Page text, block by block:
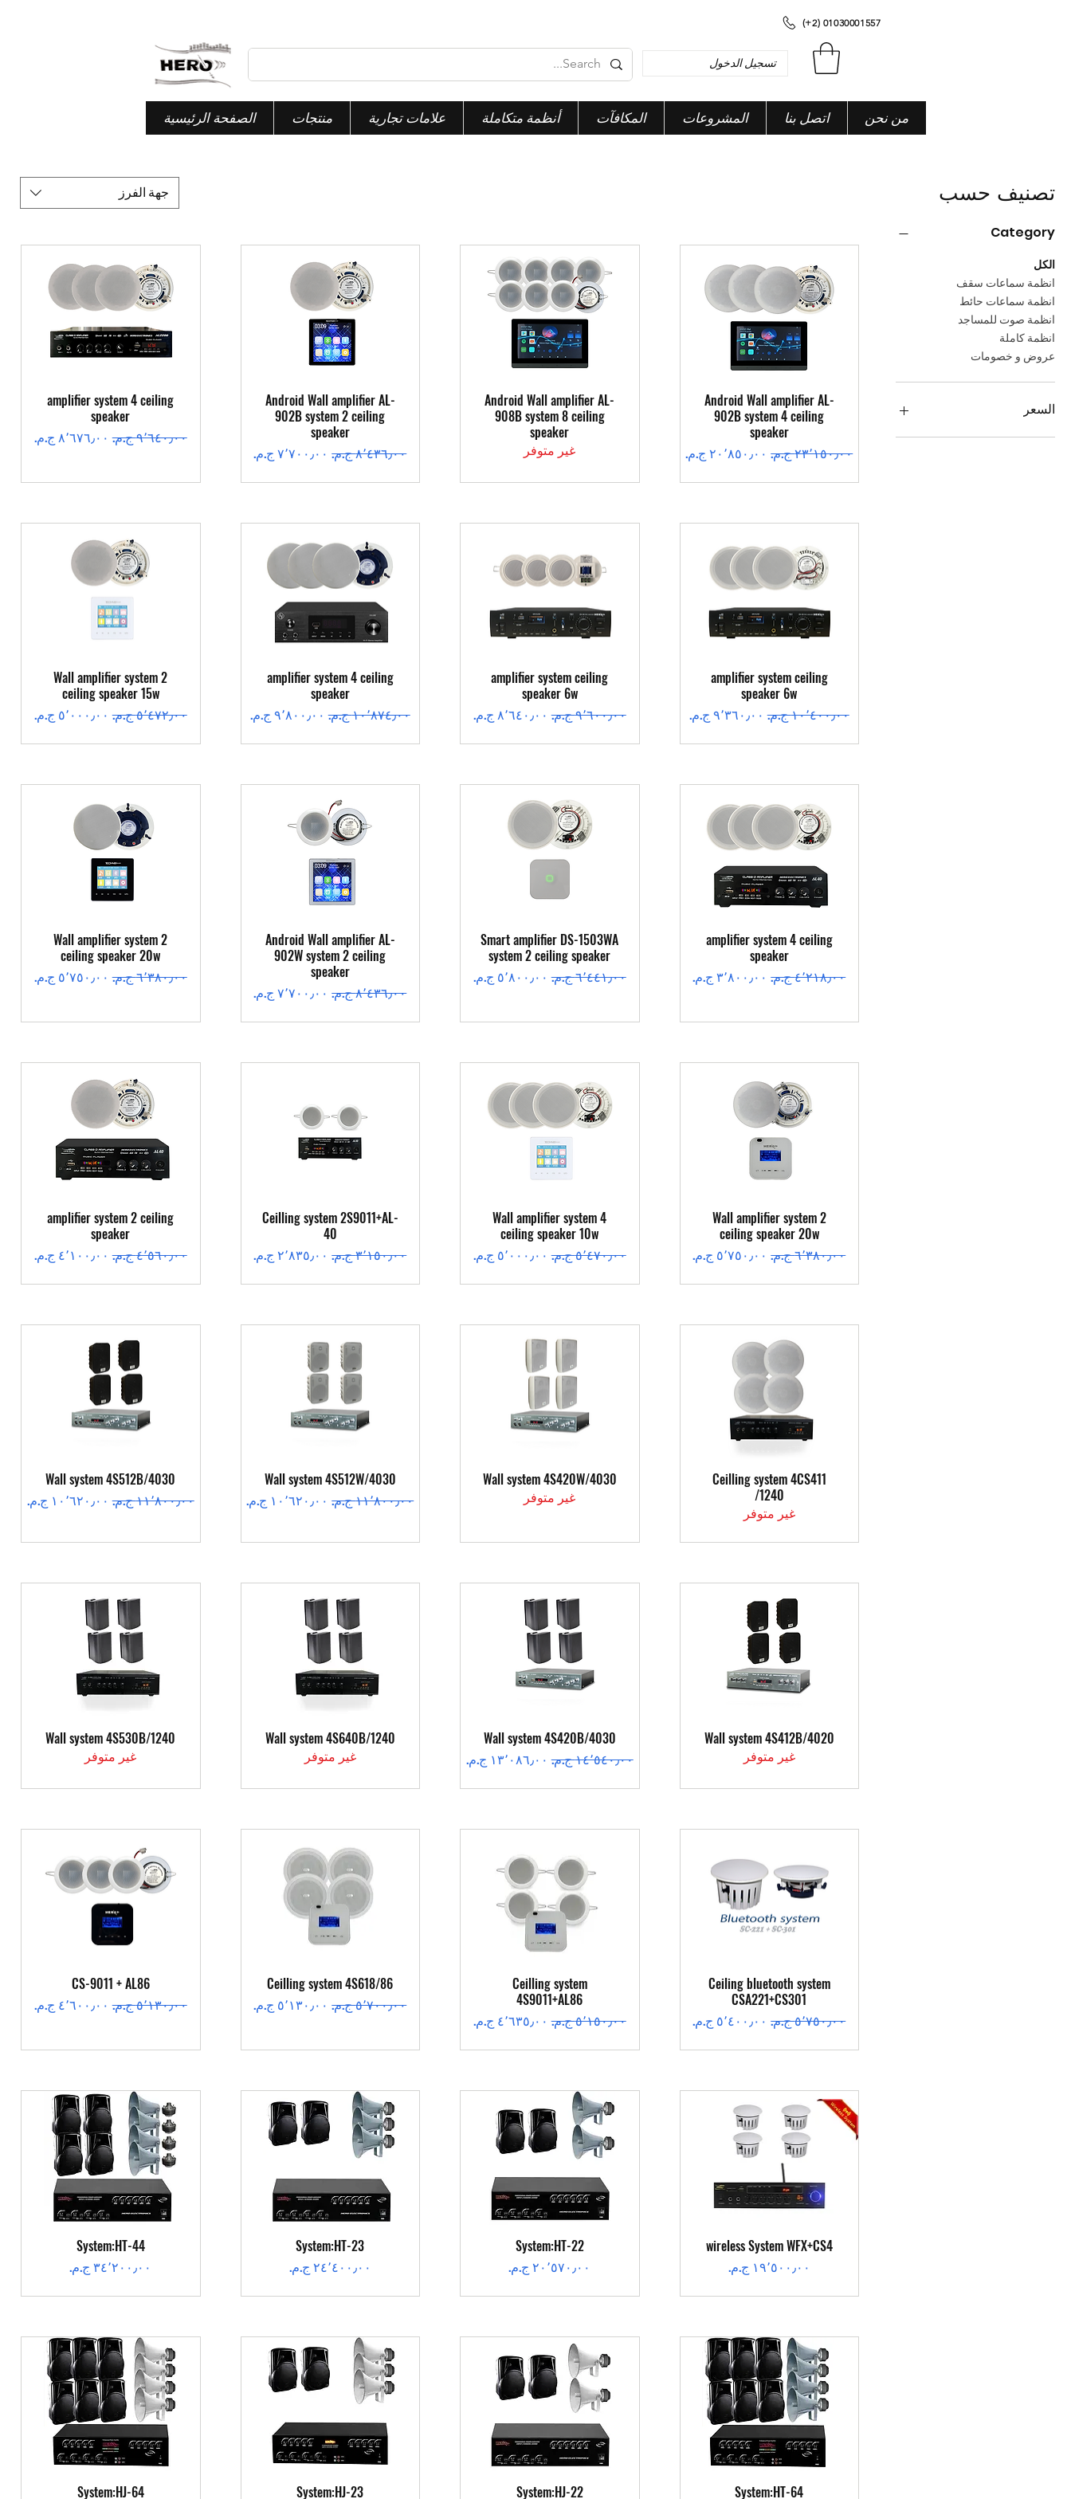
الصفحة الرئيسية منتجات علامات تجارية أنظمة متكاملة المكافآت المشروعات اتصل بنا من نحن
تسجيل الدخول
(+2) 01030001557
تصنيف حسب
Category
الكل
انظمة سماعات سقف
انظمة سماعات حائط
انظمة صوت للمساجد
انظمة كاملة
عروض و خصومات
السعر
جهة الفرز
العرض السريع
Android Wall amplifier AL-
902B system 4 ceiling
speaker
سعر عادي‏٢٣٬١٥٠٫٠٠ ج.م.‏ سعر البيع
العرض السريع
Android Wall amplifier AL-
908B system 8 ceiling
speaker
غير متوفر
العرض السريع
Android Wall amplifier AL-
902B system 2 ceiling
speaker
سعر عادي‏٨٬٤٣٦٫٠٠ ج.م.‏ سعر البيع
العرض السريع
amplifier system 4 ceiling
speaker
سعر عادي‏٩٬٦٤٠٫٠٠ ج.م.‏ سعر البيع
العرض السريع
amplifier system ceiling
speaker 6w
سعر عادي‏١٠٬٤٠٠٫٠٠ ج.م.‏ سعر البيع
العرض السريع
amplifier system ceiling
speaker 6w
سعر عادي‏٩٬٦٠٠٫٠٠ ج.م.‏ سعر البيع
العرض السريع
amplifier system 4 ceiling
speaker
سعر عادي‏١٠٬٨٧٤٫٠٠ ج.م.‏ سعر البيع
العرض السريع
Wall amplifier system 2
ceiling speaker 15w
سعر عادي‏٥٬٤٧٢٫٠٠ ج.م.‏ سعر البيع
العرض السريع
amplifier system 4 ceiling
speaker
سعر عادي‏٤٬٢١٨٫٠٠ ج.م.‏ سعر البيع
العرض السريع
Smart amplifier DS-1503WA
system 2 ceiling speaker
سعر عادي‏٦٬٤٤١٫٠٠ ج.م.‏ سعر البيع
العرض السريع
Android Wall amplifier AL-
902W system 2 ceiling
speaker
سعر عادي‏٨٬٤٣٦٫٠٠ ج.م.‏ سعر البيع
العرض السريع
Wall amplifier system 2
ceiling speaker 20w
سعر عادي‏٦٬٣٨٠٫٠٠ ج.م.‏ سعر البيع
العرض السريع
Wall amplifier system 2
ceiling speaker 20w
سعر عادي‏٦٬٣٨٠٫٠٠ ج.م.‏ سعر البيع
العرض السريع
Wall amplifier system 4
ceiling speaker 10w
سعر عادي‏٥٬٤٧٠٫٠٠ ج.م.‏ سعر البيع
العرض السريع
Ceilling system 2S9011+AL-
40
سعر عادي‏٣٬١٥٠٫٠٠ ج.م.‏ سعر البيع
العرض السريع
amplifier system 2 ceiling
speaker
سعر عادي‏٤٬٥٦٠٫٠٠ ج.م.‏ سعر البيع
العرض السريع
Ceilling system 4CS411
/1240
غير متوفر
العرض السريع
Wall system 4S420W/4030
غير متوفر
العرض السريع
Wall system 4S512W/4030
سعر عادي‏١١٬٨٠٠٫٠٠ ج.م.‏ سعر البيع
العرض السريع
Wall system 4S512B/4030
سعر عادي‏١١٬٨٠٠٫٠٠ ج.م.‏ سعر البيع
العرض السريع
Wall system 4S412B/4020
غير متوفر
العرض السريع
Wall system 4S420B/4030
سعر عادي‏١٤٬٥٤٠٫٠٠ ج.م.‏ سعر البيع
العرض السريع
Wall system 4S640B/1240
غير متوفر
العرض السريع
Wall system 4S530B/1240
غير متوفر
العرض السريع
Ceiling bluetooth system
CSA221+CS301
سعر عادي‏٥٬٧٥٠٫٠٠ ج.م.‏ سعر البيع
العرض السريع
Ceilling system
4S9011+AL86
سعر عادي‏٥٬١٥٠٫٠٠ ج.م.‏ سعر البيع
العرض السريع
Ceilling system 4S618/86
سعر عادي‏٥٬٧٠٠٫٠٠ ج.م.‏ سعر البيع
العرض السريع
CS-9011 + AL86
سعر عادي‏٥٬١٣٠٫٠٠ ج.م.‏ سعر البيع
العرض السريع
wireless System WFX+CS4
السعر
العرض السريع
System:HT-22
السعر
العرض السريع
System:HT-23
السعر
العرض السريع
System:HT-44
السعر
العرض السريع
System:HT-64
العرض السريع
System:HJ-22
العرض السريع
System:HJ-23
العرض السريع
System:HJ-64